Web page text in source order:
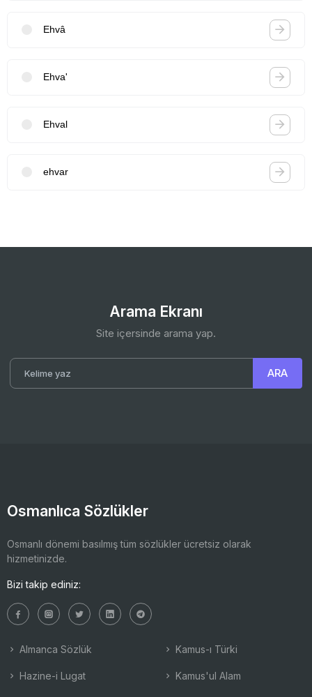
Ehvâ
Ehva'
Ehval
ehvar
Arama Ekranı
Site içersinde arama yap.
Osmanlıca Sözlükler
Osmanlı dönemi basılmış tüm sözlükler ücretsiz olarak
hizmetinizde.
Bizi takip ediniz:
Almanca Sözlük
Hazine-i Lugat
Kamus-ı Türki
Kamus'ul Alam